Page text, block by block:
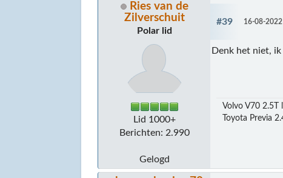
Ries van de
Zilverschuit
Polar lid
Lid 1000+
Berichten: 2.990
Gelogd
#39 16-08-
Denk het niet,
Volvo V70 2.5T
Toyota Previa